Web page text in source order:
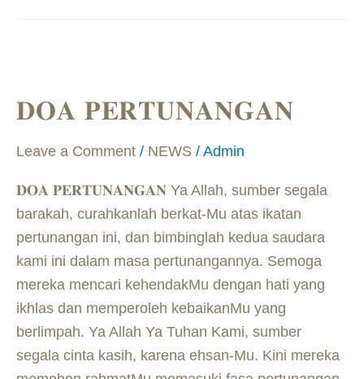
𝐃𝐎𝐀 𝐏𝐄𝐑𝐓𝐔𝐍𝐀𝐍𝐆𝐀𝐍
Leave a Comment / NEWS / Admin
𝐃𝐎𝐀 𝐏𝐄𝐑𝐓𝐔𝐍𝐀𝐍𝐆𝐀𝐍 Ya Allah, sumber segala
barakah, curahkanlah berkat-Mu atas ikatan
pertunangan ini, dan bimbinglah kedua saudara
kami ini dalam masa pertunangannya. Semoga
mereka mencari kehendakMu dengan hati yang
ikhlas dan memperoleh kebaikanMu yang
berlimpah. Ya Allah Ya Tuhan Kami, sumber
segala cinta kasih, karena ehsan-Mu. Kini mereka